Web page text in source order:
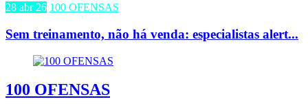
28 abr 26 100 OFENSAS
Sem treinamento, não há venda: especialistas alert...
100 OFENSAS